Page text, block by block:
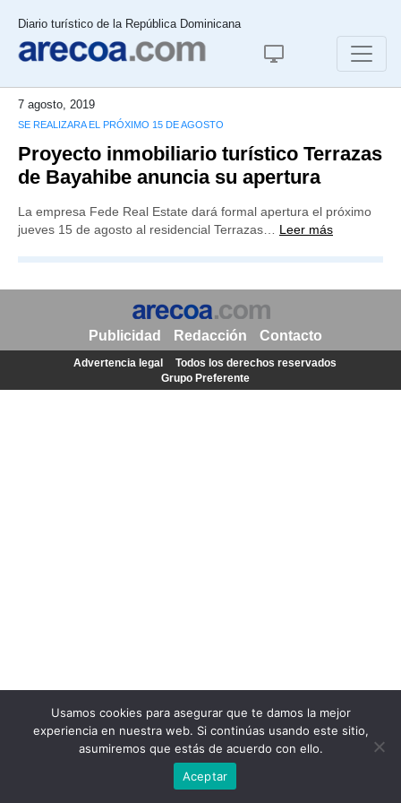
Diario turístico de la República Dominicana
7 agosto, 2019
SE REALIZARA EL PRÓXIMO 15 DE AGOSTO
Proyecto inmobiliario turístico Terrazas
de Bayahibe anuncia su apertura
La empresa Fede Real Estate dará formal apertura el próximo
jueves 15 de agosto al residencial Terrazas… Leer más
Usamos cookies para asegurar que te damos la mejor
experiencia en nuestra web. Si continúas usando este sitio,
asumiremos que estás de acuerdo con ello.
Aceptar
Publicidad Redacción Contacto
Advertencia legal
Todos los derechos reservados
Grupo Preferente